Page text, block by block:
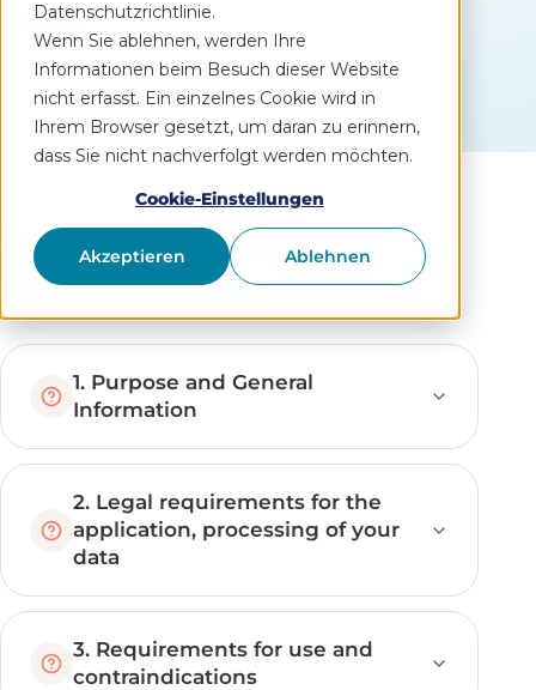
Datenschutzrichtlinie.
Wenn Sie ablehnen, werden Ihre
Informationen beim Besuch dieser Website
nicht erfasst. Ein einzelnes Cookie wird in
Ihrem Browser gesetzt, um daran zu erinnern,
dass Sie nicht nachverfolgt werden möchten.
Cookie-Einstellungen
Akzeptieren Ablehnen
Deutsch
Contents of the
instructions for use
1. Purpose and General
Information
2. Legal requirements for the
application, processing of your
data
3. Requirements for use and
contraindications